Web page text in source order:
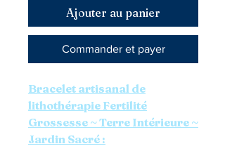
Ajouter au panier
Commander et payer
Bracelet artisanal de
lithothérapie Fertilité
Grossesse ~ Terre Intérieure ~
Jardin Sacré :